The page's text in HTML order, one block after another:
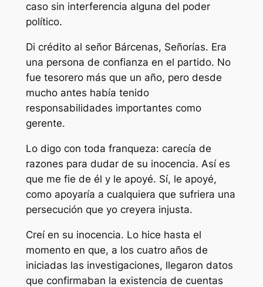
caso sin interferencia alguna del poder
político.
Di crédito al señor Bárcenas, Señorías. Era
una persona de confianza en el partido. No
fue tesorero más que un año, pero desde
mucho antes había tenido
responsabilidades importantes como
gerente.
Lo digo con toda franqueza: carecía de
razones para dudar de su inocencia. Así es
que me fie de él y le apoyé. Sí, le apoyé,
como apoyaría a cualquiera que sufriera una
persecución que yo creyera injusta.
Creí en su inocencia. Lo hice hasta el
momento en que, a los cuatro años de
iniciadas las investigaciones, llegaron datos
que confirmaban la existencia de cuentas